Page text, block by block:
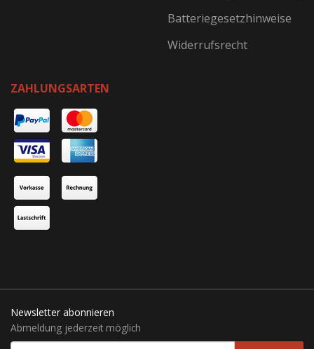
Batteriegesetzhinweise
Widerrufsrecht
ZAHLUNGSARTEN
Newsletter abonnieren
Abmeldung jederzeit möglich
EMAIL-